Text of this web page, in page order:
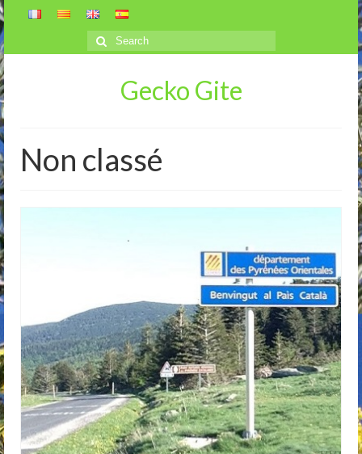
Search
for:
Gecko Gite
Non classé